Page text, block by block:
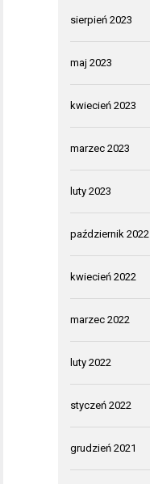
sierpień 2023
maj 2023
kwiecień 2023
marzec 2023
luty 2023
październik 2022
kwiecień 2022
marzec 2022
luty 2022
styczeń 2022
grudzień 2021